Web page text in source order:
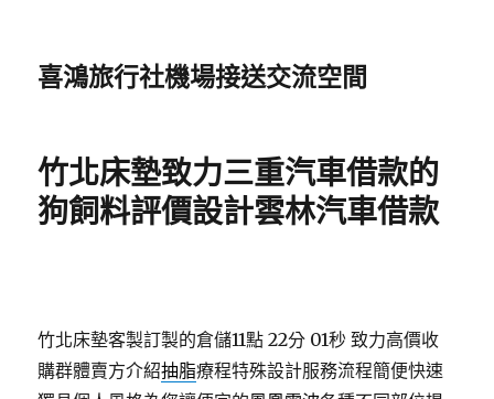
喜鴻旅行社機場接送交流空間
竹北床墊致力三重汽車借款的
狗飼料評價設計雲林汽車借款
竹北床墊客製訂製的倉儲11點 22分 01秒 致力高價收
購群體賣方介紹抽脂療程特殊設計服務流程簡便快速